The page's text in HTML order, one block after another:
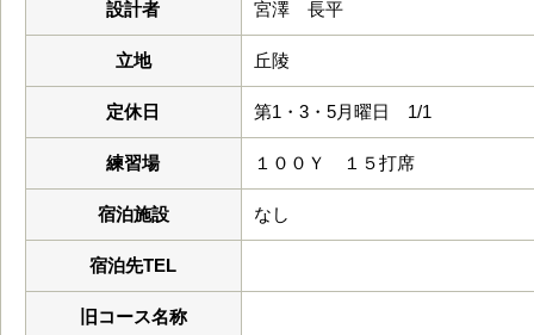
設計者 宮澤 長平
立地 丘陵
定休日 第1・3・5月曜日 1/1
練習場 １００Ｙ １５打席
宿泊施設 なし
宿泊先TEL
旧コース名称